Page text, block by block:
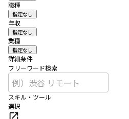
職種
指定なし
年収
指定なし
業種
指定なし
詳細条件
フリーワード検索
スキル・ツール
選択